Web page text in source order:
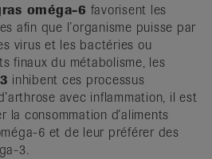
oméga-6 favorisent les
afin que l’organisme puisse par
virus et les bactéries ou
finaux du métabolisme, les
inhibent ces processus
avec inflammation, il est
la consommation d’aliments
6 et de leur préférer des
3.